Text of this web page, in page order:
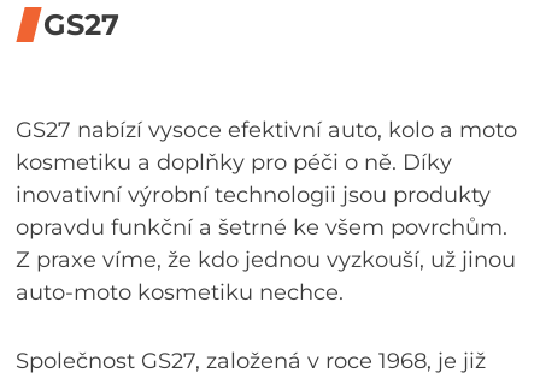
GS27
GS27 nabízí vysoce efektivní auto, kolo a moto
kosmetiku a doplňky pro péči o ně. Díky
inovativní výrobní technologii jsou produkty
opravdu funkční a šetrné ke všem povrchům.
Z praxe víme, že kdo jednou vyzkouší, už jinou
auto-moto kosmetiku nechce.
Společnost GS27, založená v roce 1968, je již